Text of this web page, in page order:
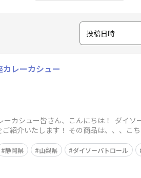
投稿日時
カレーカシュー
ーカシュー皆さん、こんにちは！ ダイ
紹介いたします！ その商品は、、、こ
静岡県 山梨県 ダイソーパトロール